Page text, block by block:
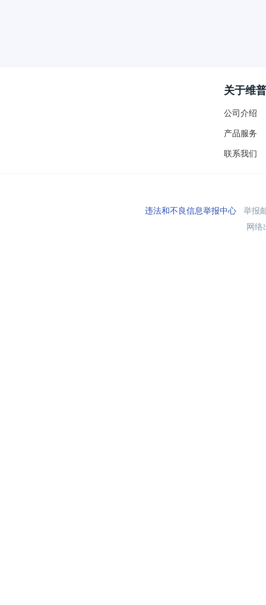
关于维普
公司介绍
产品服务
联系我们
违法和不良信息举报中心举报
网